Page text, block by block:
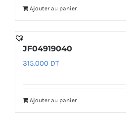
Ajouter au panier
JF04919040
315.000 DT
Ajouter au panier